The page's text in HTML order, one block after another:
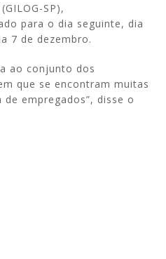
SP),
para o dia seguinte, dia
7 de dezembro.
ao conjunto dos
que se encontram muitas
empregados”, disse o